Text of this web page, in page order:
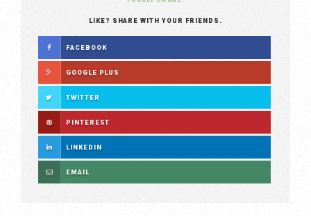
LIKE? SHARE WITH YOUR FRIENDS.
FACEBOOK
GOOGLE PLUS
TWITTER
PINTEREST
LINKEDIN
EMAIL